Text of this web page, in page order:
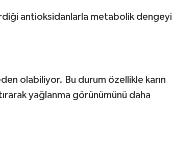
antioksidanlarla metabolik dengeyi
olabiliyor. Bu durum özellikle karın
yağlanma görünümünü daha